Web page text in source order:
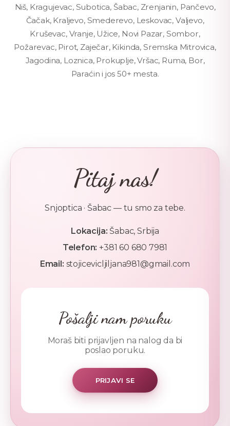
Niš, Kragujevac, Subotica, Šabac, Zrenjanin, Pančevo,
Čačak, Kraljevo, Smederevo, Leskovac, Valjevo,
Kruševac, Vranje, Užice, Novi Pazar, Sombor,
Požarevac, Pirot, Zaječar, Kikinda, Sremska Mitrovica,
Jagodina, Loznica, Prokuplje, Vršac, Ruma, Bor,
Paraćin i jos 50+ mesta.
Pitaj nas!
Snjoptica · Šabac — tu smo za tebe.
Lokacija: Šabac, Srbija
Telefon: +381 60 680 7981
Email: stojicevicljiljana981@gmail.com
Pošalji nam poruku
Moraš biti prijavljen na nalog da bi
poslao poruku.
PRIJAVI SE